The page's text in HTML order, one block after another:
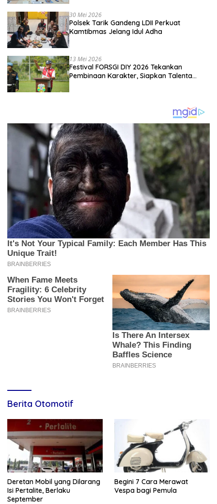
30 Mei 2026
Polsek Tarik Gandeng LDII Perkuat
Kamtibmas Jelang Idul Adha
13 Mei 2026
Festival FORSGI DIY 2026 Tekankan
Pembinaan Karakter, Siapkan Talenta
Berita Otomotif
Deretan Mobil yang Dilarang
Isi Pertalite, Berlaku
September
Begini 7 Cara Merawat
Vespa bagi Pemula